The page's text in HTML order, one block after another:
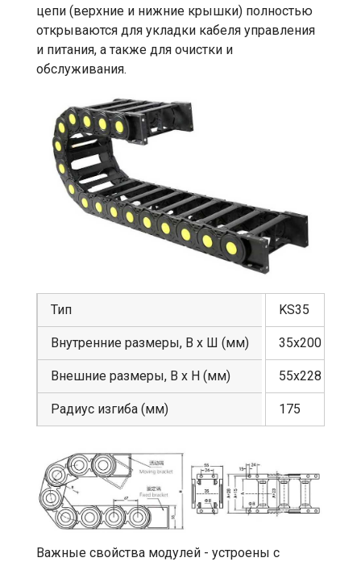
цепи (верхние и нижние крышки) полностью
открываются для укладки кабеля управления
и питания, а также для очистки и
обслуживания.
Тип
Внутренние размеры, В х Ш (мм)
Внешние размеры, В х Н (мм)
Радиус изгиба (мм)
KS35
35х200
55х228
175
Важные свойства модулей - устроены с